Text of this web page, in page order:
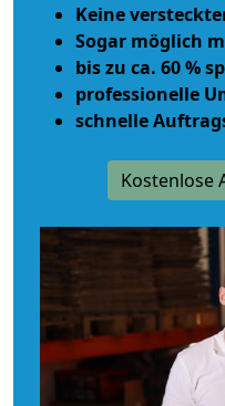
Keine
Sogar möglich
bis zu ca. 60 %
professionelle
schnelle
Kostenlose